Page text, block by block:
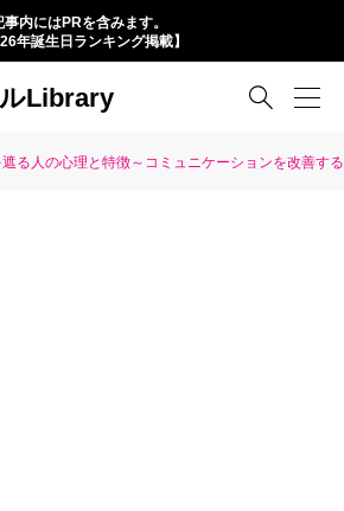
事内にはPRを含みます。
年誕生日ランキング掲載】
Library 
遮る人の心理と特徴～コミュニケーションを改善す